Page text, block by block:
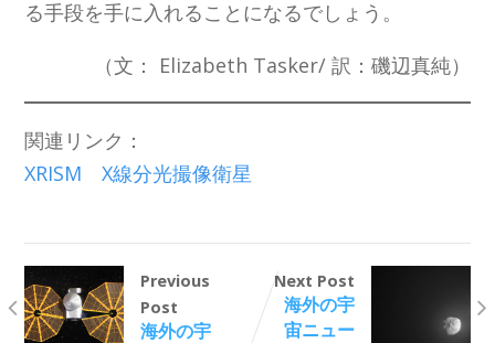
る手段を手に入れることになるでしょう。
（文： Elizabeth Tasker/ 訳：磯辺真純）
関連リンク：
XRISM X線分光撮像衛星
Previous
Post
海外の宇
Next Post
海外の宇
宙ニュー